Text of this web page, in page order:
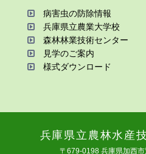
病害⾍の防除情報
兵庫県⽴農業⼤学校
森林林業技術センター
⾒学のご案内
様式ダウンロード
兵庫県⽴農林⽔産
〒679-0198 兵庫県加⻄